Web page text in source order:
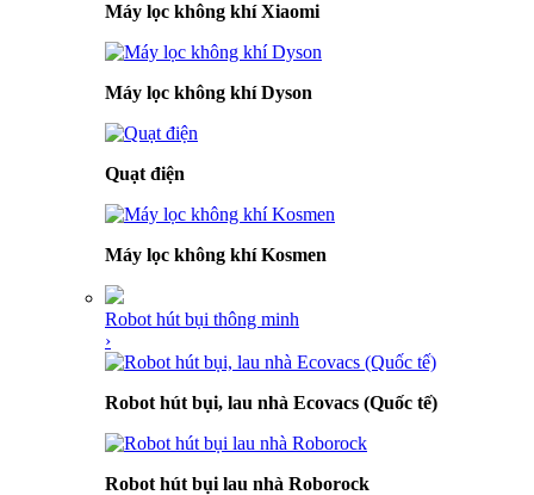
Máy lọc không khí Xiaomi
Máy lọc không khí Dyson
Quạt điện
Máy lọc không khí Kosmen
Robot hút bụi thông minh
›
Robot hút bụi, lau nhà Ecovacs (Quốc tế)
Robot hút bụi lau nhà Roborock